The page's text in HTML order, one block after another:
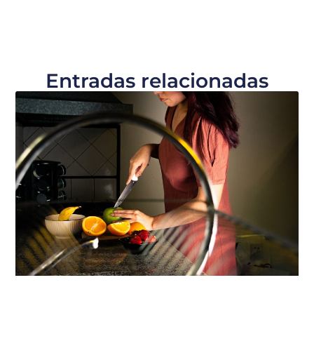
Entradas relacionadas